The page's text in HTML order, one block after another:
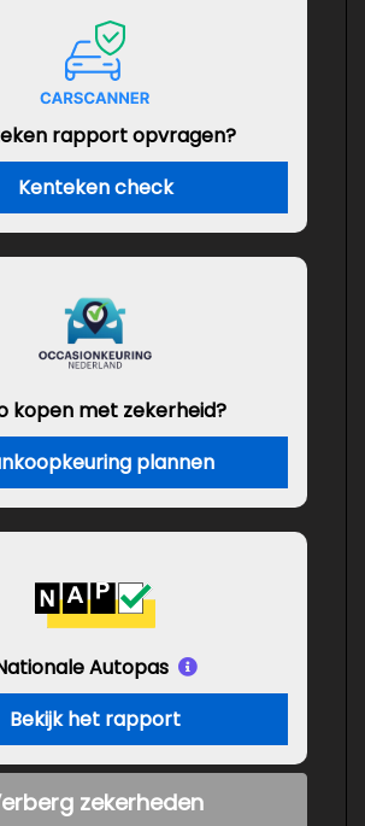
rapport opvragen?
Kenteken check
kopen met zekerheid?
plannen
Autopas
Bekijk het rapport
zekerheden